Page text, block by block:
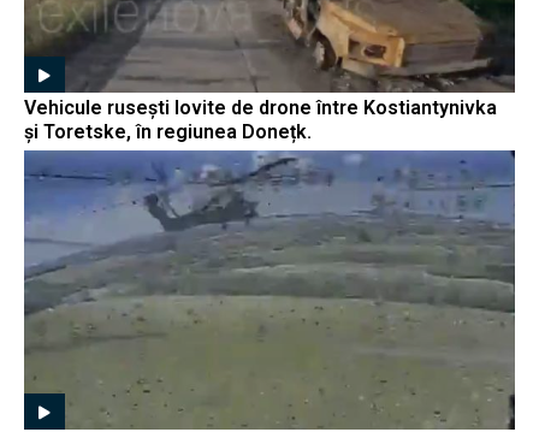
Vehicule rusești lovite de drone între Kostiantynivka
și Toretske, în regiunea Donețk.